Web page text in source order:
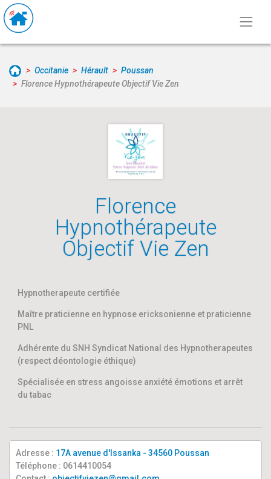
Occitanie Hérault
Poussan
Florence Hypnothérapeute Objectif Vie Zen
Florence
Hypnothérapeute
Objectif Vie Zen
Hypnotherapeute certifiée
Maître praticienne en hypnose ericksonienne et praticienne
PNL
Adhérente du SNH Syndicat National des Hypnotherapeutes
(respect déontologie éthique)
Spécialisée en stress angoisse anxiété émotions et arrêt
du tabac
Adresse : 17A avenue d'Issanka - 34560 Poussan
Téléphone : 0614410054